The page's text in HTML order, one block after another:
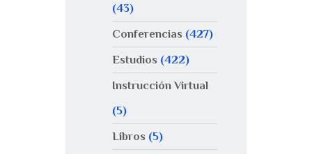
(43)
Conferencias (427)
Estudios (422)
Instrucción Virtual
(5)
Libros (5)